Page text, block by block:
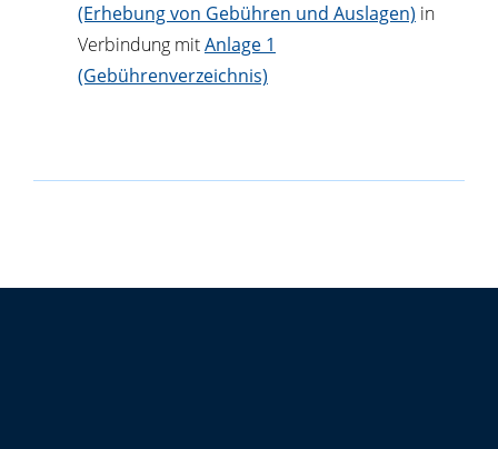
(Erhebung von Gebühren und Auslagen) in
Verbindung mitAnlage 1
(Gebührenverzeichnis)